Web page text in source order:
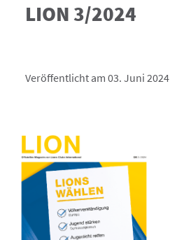
LION 3/2024
Veröffentlicht am 03. Juni 2024